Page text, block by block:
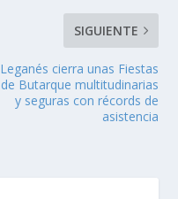
SIGUIENTE
Leganés cierra unas Fiestas
de Butarque multitudinarias
y seguras con récords de
asistencia